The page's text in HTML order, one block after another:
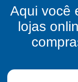
Aqui você
lojas